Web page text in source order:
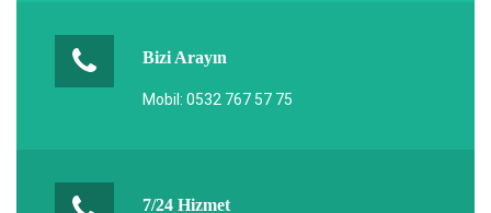
Bizi Arayın
Mobil: 0532 767 57 75
7/24 Hizmet